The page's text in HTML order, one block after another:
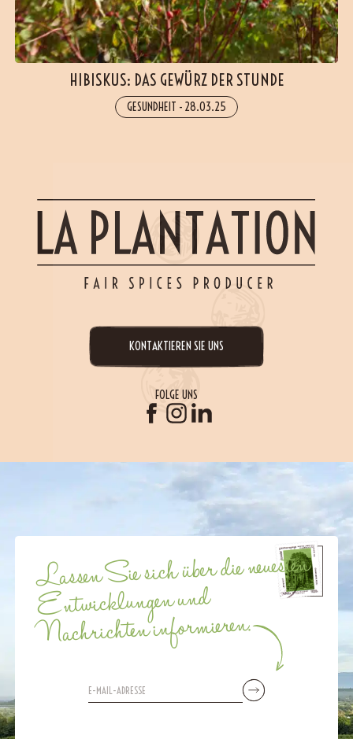
HIBISKUS: DAS GEWÜRZ DER STUNDE
GESUNDHEIT - 28.03.25
KONTAKTIEREN SIE UNS
FOLGE UNS
Lassen Sie sich über die neuesten
Entwicklungen und
Nachrichten informieren.